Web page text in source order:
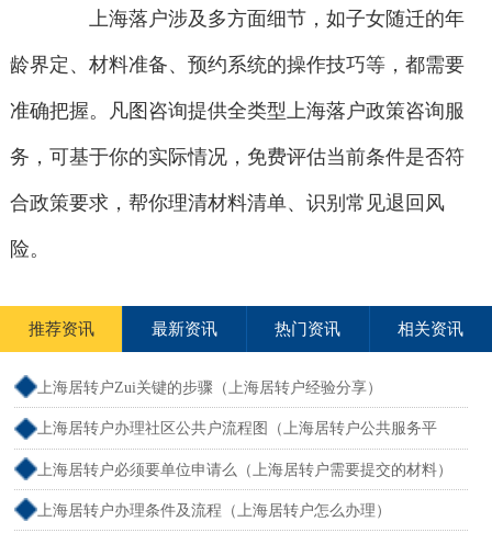
上海落户涉及多方面细节，如子女随迁的年
龄界定、材料准备、预约系统的操作技巧等，都需要
准确把握。凡图咨询提供全类型上海落户政策咨询服
务，可基于你的实际情况，免费评估当前条件是否符
合政策要求，帮你理清材料清单、识别常见退回风
险。
推荐资讯 最新资讯 热门资讯 相关资讯
上海居转户Zui关键的步骤（上海居转户经验分享）
上海居转户办理社区公共户流程图（上海居转户公共服务平
台）
上海居转户必须要单位申请么（上海居转户需要提交的材料）
上海居转户办理条件及流程（上海居转户怎么办理）